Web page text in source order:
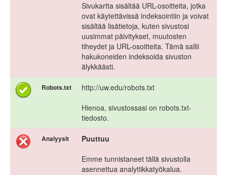
Sivukartta sisältää URL-osoitteita, jotka
ovat käytettävissä indeksointiin ja voivat
sisältää lisätietoja, kuten sivustosi
uusimmat päivitykset, muutosten
tiheydet ja URL-osoitteita. Tämä sallii
hakukoneiden indeksoida sivuston
älykkäästi.
Robots.txt
http://uw.edu/robots.txt
Hienoa, sivustossasi on robots.txt-
tiedosto.
Analyysit
Puuttuu
Emme tunnistaneet tällä sivustolla
asennettua analytiikkatyökalua.